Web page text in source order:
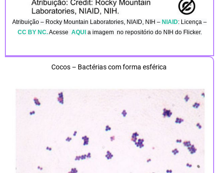
Atribuição – Rocky Mountain Laboratories, NIAID, NIH – NIAID: Licença –
CC BY NC.Acesse AQUI a imagem no repositório do NIH do Flicker.
Cocos – Bactérias com forma esférica